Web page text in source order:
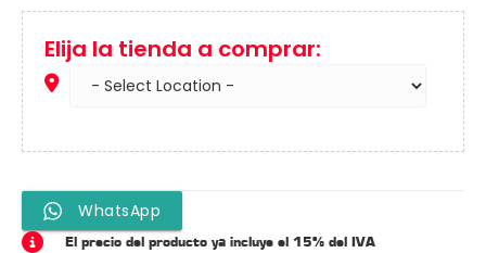
Elija la tienda a comprar:
WhatsApp
El precio del producto ya incluye el 15% del IVA